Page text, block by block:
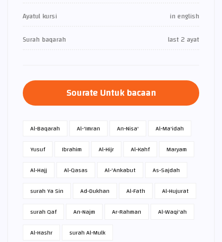
Ayatul kursi
in english
Surah baqarah
last 2 ayat
Sourate Untuk bacaan
Al-Baqarah Al-'Imran An-Nisa'
Al-Ma'idah
Yusuf
Ibrahim Al-Hijr Al-Kahf
Maryam
Al-Hajj
Al-Qasas Al-'Ankabut
As-Sajdah
surah Ya Sin
Ad-Dukhan Al-Fath
Al-Hujurat
surah Qaf
An-Najm Ar-Rahman
Al-Waqi'ah
Al-Hashr
surah Al-Mulk